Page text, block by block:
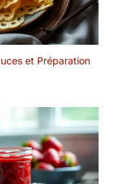
Grâce à l'émail
assiette
Idée cadeau :
la vaisselle de
ou souvenir.
les
les
ou d'autres
spéciales
et Préparation